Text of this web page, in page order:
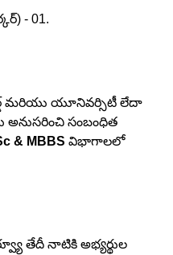
- 01.
మరియు యూనివర్సిటీ లేదా
అనుసరించి సంబంధిత
& MBBS విభాగాలలో
తేదీ నాటికి అభ్యర్థుల